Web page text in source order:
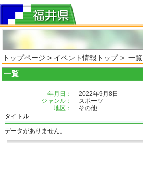
トップページ > イベント情報トップ> 一覧
一覧
年月日：
2022年9月8日
ジャンル：
スポーツ
地区：
その他
タイトル
データがありません。